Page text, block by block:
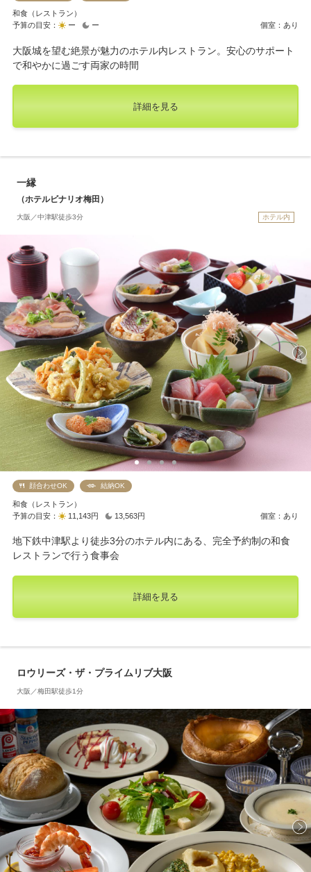
和食（レストラン）
予算の目安：
ー ー 個室：あり
大阪城を望む絶景が魅力のホテル内レストラン。安心のサポート
で和やかに過ごす両家の時間
詳細を見る
一縁
（ホテルビナリオ梅田）
大阪／中津駅徒歩3分 ホテル内
顔合わせOK 結納OK
和食（レストラン）
予算の目安：
11,143円 13,563円 個室：あり
地下鉄中津駅より徒歩3分のホテル内にある、完全予約制の和食
レストランで行う食事会
詳細を見る
ロウリーズ・ザ・プライムリブ大阪
大阪／梅田駅徒歩1分